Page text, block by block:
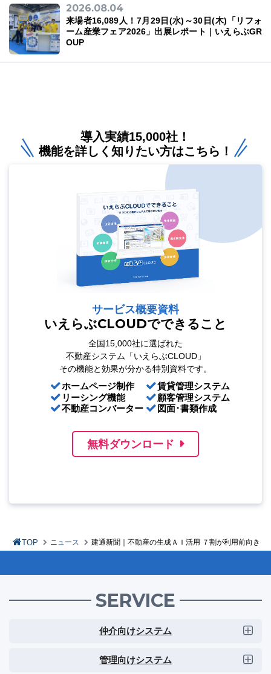
2026.08.04
来場者16,089人！7月29日(水)～30日(木)「リフォ
ーム産業フェア2026」出展レポート｜いえらぶGR
OUP
導入実績15,000社！
機能を詳しく知りたい方はこちら！
サービス概要資料
いえらぶCLOUDでできること
全国15,000社に選ばれた
不動産システム「いえらぶCLOUD」
その機能と効果が分かる特別資料です。
ホームページ制作
リーシング機能
不動産コンバーター
賃貸管理システム
顧客管理システム
図面･書類作成
無料ダウンロード
TOP ニュース 建通新聞｜不動産の生成ＡＩ活用 ７割が利用前向き
SERVICE
仲介向けシステム
管理向けシステム